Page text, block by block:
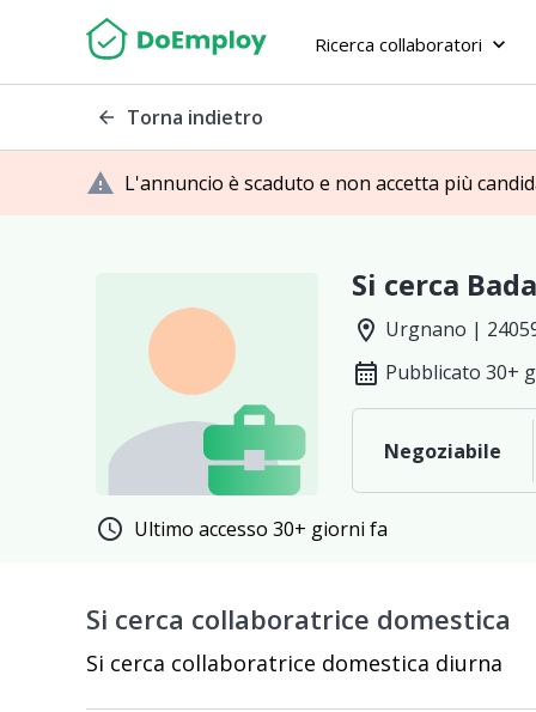
Ricerca collaboratori keyboard_arrow_down
arrow_back Torna indietro
warning L'annuncio è scaduto e non accetta più
Si cerca
location_on Urgnano |
calendar_month Pubblicato 30+
Negoziabile
schedule Ultimo accesso 30+ giorni fa
Si cerca collaboratrice domestica
Si cerca collaboratrice domestica diurna